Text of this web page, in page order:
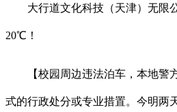
大行道文化科技（天津）无限公
20℃！
【校园周边违法泊车，本地警方
式的行政处分或专业措置。今明两